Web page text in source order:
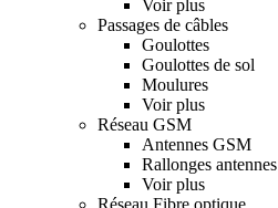
Voir plus
Passages de câbles
Goulottes
Goulottes de sol
Moulures
Voir plus
Réseau GSM
Antennes GSM
Rallonges antennes
Voir plus
Réseau Fibre optique